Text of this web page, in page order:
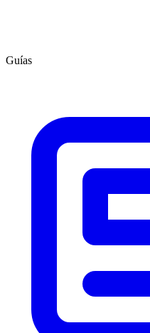
Guías